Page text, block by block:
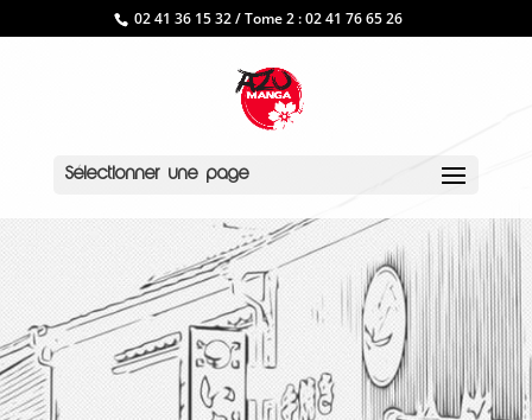
02 41 36 15 32 / Tome 2 : 02 41 76 65 26
Sélectionner une page